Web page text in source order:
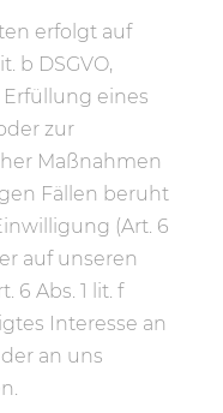
erfolgt auf
b DSGVO,
eines
zur
Maßnahmen
Fällen beruht
(Art. 6
auf unseren
6 Abs. 1 lit. f
Interesse an
an uns